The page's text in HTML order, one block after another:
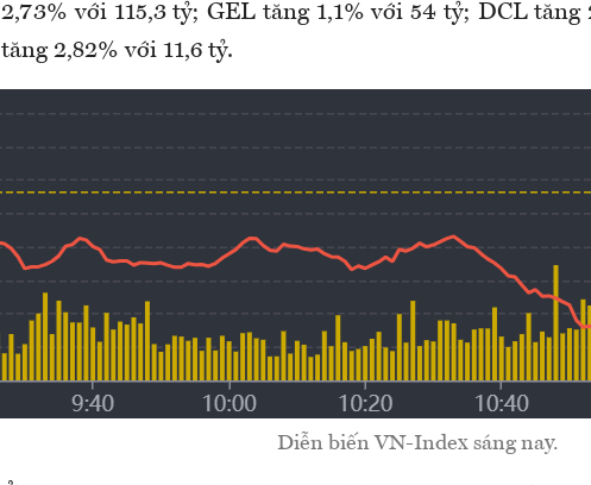
2,73% với 115,3 tỷ; GEL tăng 1,1% với 54 tỷ; DCL tăng
tăng 2,82% với 11,6 tỷ.
Diễn biến VN-Index sáng nay.